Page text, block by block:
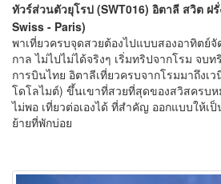
ทัวร์ส่วนตัวยุโรป (SWT016) อิตาลี สวิต ฝ
Swiss - Paris)
พาเที่ยวครบจุดสวยต้องไปแบบสองอาทิตย์
กาล ไม่ไปไม่ได้จริงๆ เริ่มทริปจากโรม จบ
การบินไทย อิตาลีเที่ยวครบจากโรมมาถึงเ
โดโลไมต์) ขึ้นเขาที่สวยที่สุดของสวิสครบ
ไม่พอ เที่ยวต่อเองได้ ที่สำคัญ ออกแบบให้เ
ย้ายที่พักบ่อย